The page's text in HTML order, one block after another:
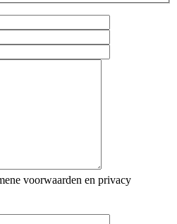
voorwaarden en privacy